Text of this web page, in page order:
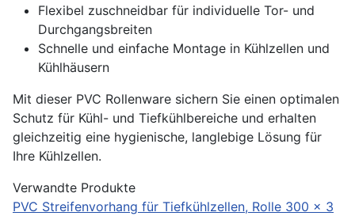
Flexibel zuschneidbar für individuelle Tor- und
Durchgangsbreiten
Schnelle und einfache Montage in Kühlzellen und
Kühlhäusern
Mit dieser PVC Rollenware sichern Sie einen optimalen
Schutz für Kühl- und Tiefkühlbereiche und erhalten
gleichzeitig eine hygienische, langlebige Lösung für
Ihre Kühlzellen.
Verwandte Produkte
PVC Streifenvorhang für Tiefkühlzellen, Rolle 300 x 3